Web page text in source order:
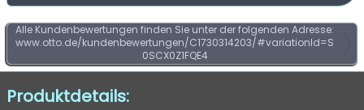
Alle Kundenbewertungen finden Sie unter der folgenden Adresse:
www.otto.de/kundenbewertungen/C1730314203/#variationId=S
0SCX0Z1FQE4
Produktdetails: